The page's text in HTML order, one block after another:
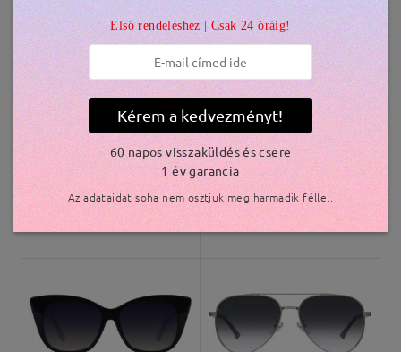
Elküldve
szállítási idő
5-7 munkanap
Kiszállítva
Hasonló keretek
S52617 10.800 Ft OBMT2007 11.000 Ft
Első rendeléshez | Csak 24 óráig!
Kérem a kedvezményt!
60 napos visszaküldés és csere
1 év garancia
Az adataidat soha nem osztjuk meg harmadik féllel.